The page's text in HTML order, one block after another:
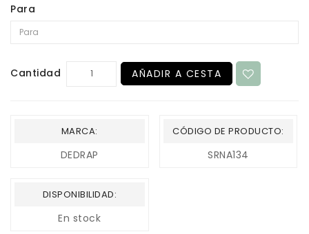
Para
Cantidad AÑADIR A CESTA
MARCA:
DEDRAP
CÓDIGO DE PRODUCTO:
SRNA134
DISPONIBILIDAD:
En stock